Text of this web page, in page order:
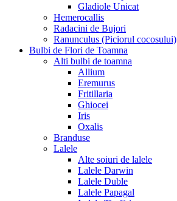
Gladiole Unicat
Hemerocallis
Radacini de Bujori
Ranunculus (Piciorul cocosului)
Bulbi de Flori de Toamna
Alti bulbi de toamna
Allium
Eremurus
Fritillaria
Ghiocei
Iris
Oxalis
Branduse
Lalele
Alte soiuri de lalele
Lalele Darwin
Lalele Duble
Lalele Papagal